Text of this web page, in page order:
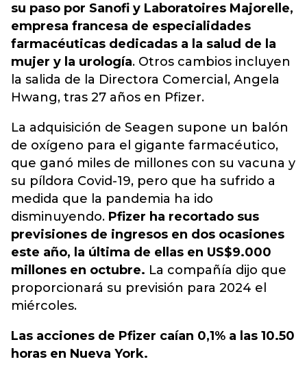
su paso por Sanofi y Laboratoires Majorelle,
empresa francesa de especialidades
farmacéuticas dedicadas a la salud de la
mujer y la urología. Otros cambios incluyen
la salida de la Directora Comercial, Angela
Hwang, tras 27 años en Pfizer.
La adquisición de Seagen supone un balón
de oxígeno para el gigante farmacéutico,
que ganó miles de millones con su vacuna y
su píldora Covid-19, pero que ha sufrido a
medida que la pandemia ha ido
disminuyendo. Pfizer ha recortado sus
previsiones de ingresos en dos ocasiones
este año, la última de ellas en US$9.000
millones en octubre. La compañía dijo que
proporcionará su previsión para 2024 el
miércoles.
Las acciones de Pfizer caían 0,1% a las 10.50
horas en Nueva York.